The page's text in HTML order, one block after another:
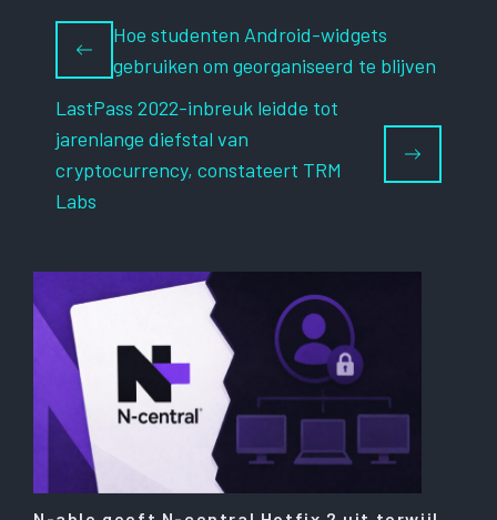
Hoe studenten Android-widgets
gebruiken om georganiseerd te blijven
LastPass 2022-inbreuk leidde tot
jarenlange diefstal van
cryptocurrency, constateert TRM
Labs